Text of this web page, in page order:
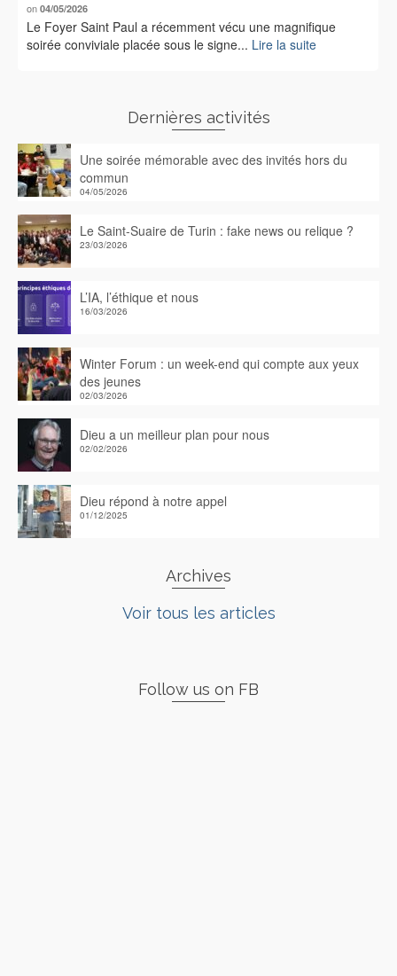
on 04/05/2026
Le Foyer Saint Paul a récemment vécu une magnifique
soirée conviviale placée sous le signe... Lire la suite
Dernières activités
Une soirée mémorable avec des invités hors du
commun
04/05/2026
Le Saint-Suaire de Turin : fake news ou relique ?
23/03/2026
L’IA, l’éthique et nous
16/03/2026
Winter Forum : un week-end qui compte aux yeux
des jeunes
02/03/2026
Dieu a un meilleur plan pour nous
02/02/2026
Dieu répond à notre appel
01/12/2025
Archives
Voir tous les articles
Follow us on FB